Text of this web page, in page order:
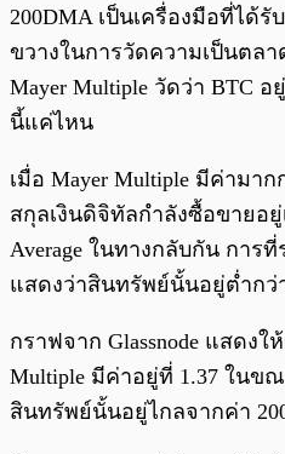
200DMA เป็นเครื่องมือที่ได้
ขวางในการวัดความเป็นตล
Mayer Multiple วัดว่า BTC
นี้แค่ไหน
เมื่อ Mayer Multiple มีค่ามา
สกุลเงินดิจิทัลกำลังซื้อขายอยู่
Average ในทางกลับกัน การ
แสดงว่าสินทรัพย์นั้นอยู่ต่ำกว่
กราฟจาก Glassnode แสดงใ
Multiple มีค่าอยู่ที่ 1.37 ในข
สินทรัพย์นั้นอยู่ไกลจากค่า